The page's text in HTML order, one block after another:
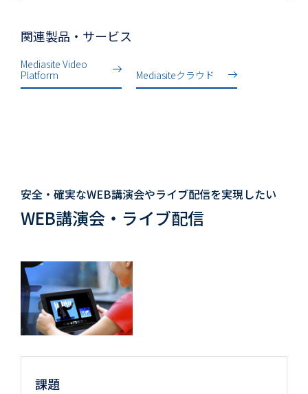
関連製品・サービス
Mediasite Video
Platform
Mediasiteクラウド
安全・確実なWEB講演会やライブ配信を実現したい
WEB講演会・ライブ配信
課題